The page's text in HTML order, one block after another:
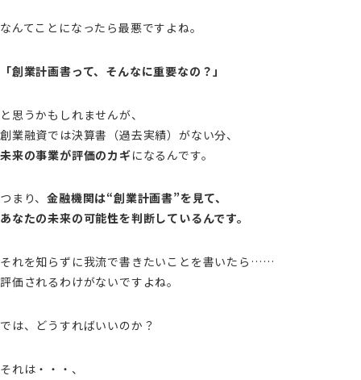
なんてことになったら最悪ですよね。
「創業計画書って、そんなに重要なの？」
と思うかもしれませんが、
創業融資では決算書（過去実績）がない分、
未来の事業が評価のカギになるんです。
つまり、金融機関は“創業計画書”を見て、
あなたの未来の可能性を判断しているんです。
それを知らずに我流で書きたいことを書いたら……
評価されるわけがないですよね。
では、どうすればいいのか？
それは・・・、